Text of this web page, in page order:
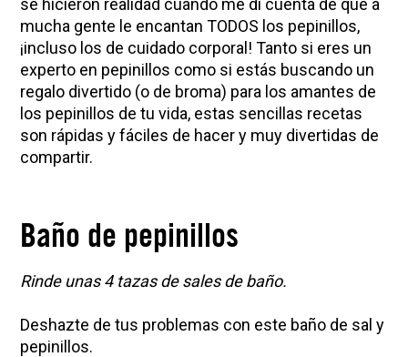
se hicieron realidad cuando me di cuenta de que a
mucha gente le encantan TODOS los pepinillos,
¡incluso los de cuidado corporal! Tanto si eres un
experto en pepinillos como si estás buscando un
regalo divertido (o de broma) para los amantes de
los pepinillos de tu vida, estas sencillas recetas
son rápidas y fáciles de hacer y muy divertidas de
compartir.
Baño de pepinillos
Rinde unas 4 tazas de sales de baño.
Deshazte de tus problemas con este baño de sal y
pepinillos.
Lavender & Orange Custard Recipe for Summer
How to Make Elderberry Syrup for Immune
System Support
The Complete Guide to DIY Beeswax Wraps
(AND Beeless Vegan Food Wraps!)
10 Tasty Ways to Use Fire Cider All Year Long
Anthotype Printing with Turmeric
Myrrh: An Ancient Ally for Modern Times + Myrrh
How to Make Kombucha at Home